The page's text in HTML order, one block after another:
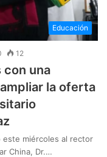
Educación
12
con una
la oferta
este miércoles al rector
China, Dr.…